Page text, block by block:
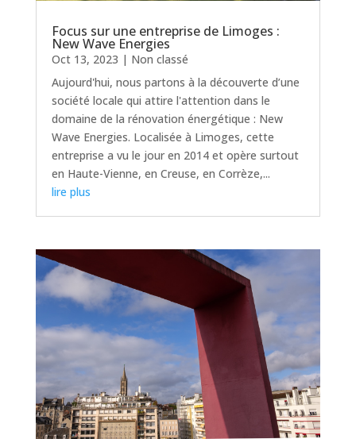
Focus sur une entreprise de Limoges :
New Wave Energies
Oct 13, 2023 | Non classé
Aujourd'hui, nous partons à la découverte d’une
société locale qui attire l'attention dans le
domaine de la rénovation énergétique : New
Wave Energies. Localisée à Limoges, cette
entreprise a vu le jour en 2014 et opère surtout
en Haute-Vienne, en Creuse, en Corrèze,...
lire plus